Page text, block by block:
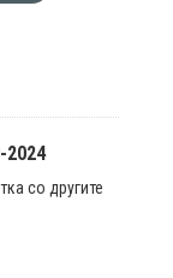
2024
со другите